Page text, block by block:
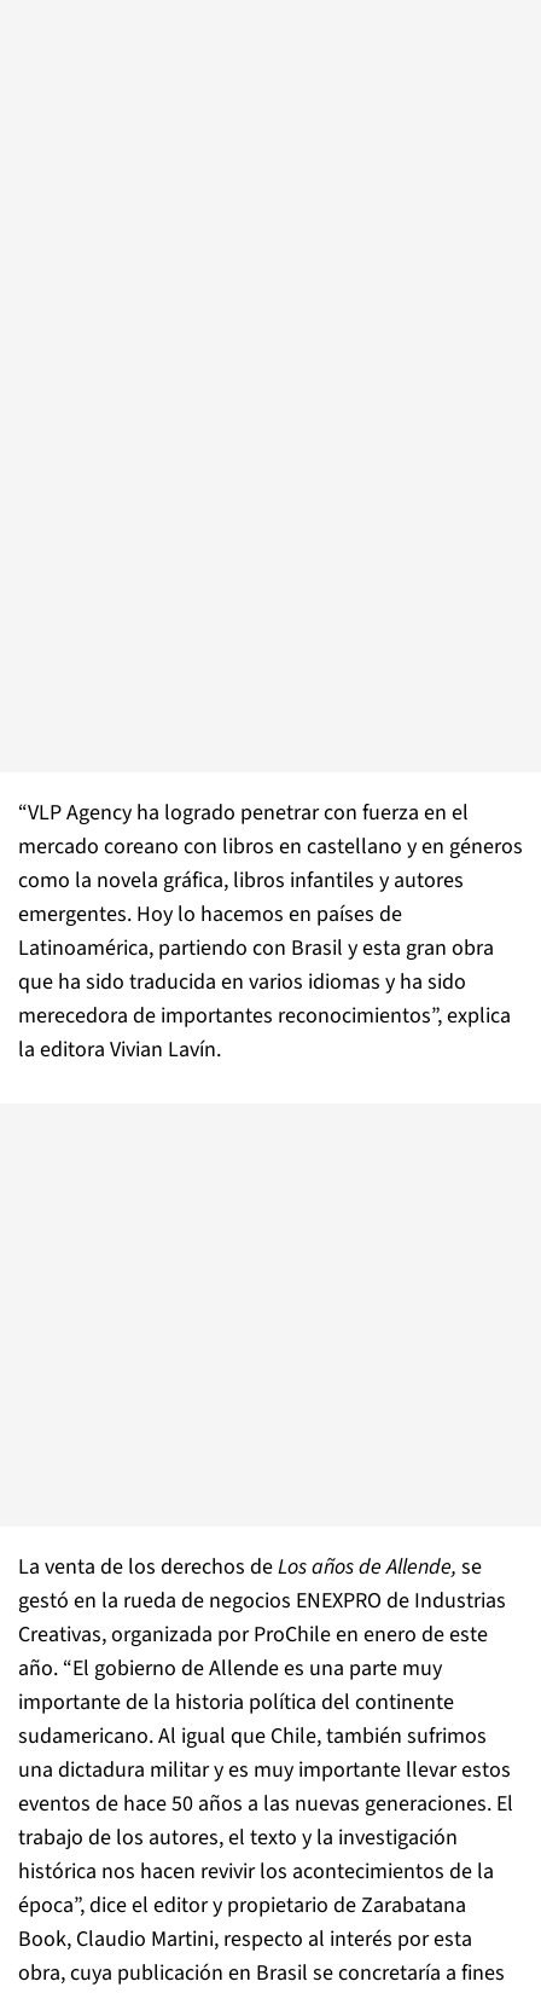
“VLP Agency ha logrado penetrar con fuerza en el
mercado coreano con libros en castellano y en géneros
como la novela gráfica, libros infantiles y autores
emergentes. Hoy lo hacemos en países de
Latinoamérica, partiendo con Brasil y esta gran obra
que ha sido traducida en varios idiomas y ha sido
merecedora de importantes reconocimientos”, explica
la editora Vivian Lavín.
La venta de los derechos deLos años de Allende, se
gestó en la rueda de negocios ENEXPRO de Industrias
Creativas, organizada por ProChile en enero de este
año. “El gobierno de Allende es una parte muy
importante de la historia política del continente
sudamericano. Al igual que Chile, también sufrimos
una dictadura militar y es muy importante llevar estos
eventos de hace 50 años a las nuevas generaciones. El
trabajo de los autores, el texto y la investigación
histórica nos hacen revivir los acontecimientos de la
época”, dice el editor y propietario de Zarabatana
Book, Claudio Martini, respecto al interés por esta
obra, cuya publicación en Brasil se concretaría a fines